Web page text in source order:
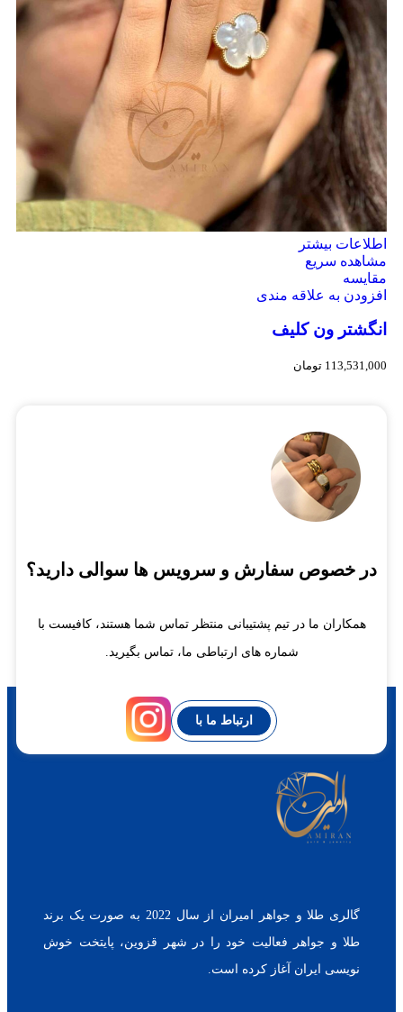
اطلاعات بیشتر
مشاهده سریع
مقایسه
افزودن به علاقه مندی
انگشتر ون کلیف
113,531,000 تومان
در خصوص سفارش و سرویس ها سوالی دارید؟
همکاران ما در تیم پشتیبانی منتظر تماس شما هستند، کافیست با
شماره های ارتباطی ما، تماس بگیرید.
ارتباط ما با
گالری طلا و جواهر امیران از سال 2022 به صورت یک برند
طلا و جواهر فعالیت خود را در شهر قزوین، پایتخت خوش
نویسی ایران آغاز کرده است.